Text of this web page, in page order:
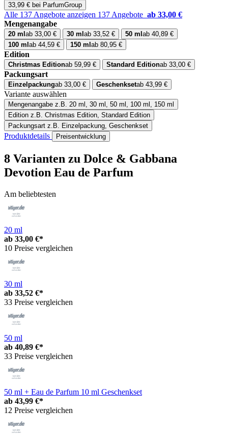
33,99 € bei ParfumGroup
Alle 137 Angebote anzeigen 137 Angebote ab 33,00 €
Mengenangabe
20 ml ab 33,00 € 30 ml ab 33,52 € 50 ml ab 40,89 €
100 ml ab 44,59 € 150 ml ab 80,95 €
Edition
Christmas Editionab 59,99 € Standard Editionab 33,00 €
Packungsart
Einzelpackungab 33,00 € Geschenksetab 43,99 €
Variante auswählen
Mengenangabe z.B. 20 ml, 30 ml, 50 ml, 100 ml, 150 ml
Edition z.B. Christmas Edition, Standard Edition
Packungsart z.B. Einzelpackung, Geschenkset
Produktdetails Preisentwicklung
8 Varianten zu Dolce & Gabbana
Devotion Eau de Parfum
Am beliebtesten
20 ml
ab 33,00 €*
10 Preise vergleichen
30 ml
ab 33,52 €*
33 Preise vergleichen
50 ml
ab 40,89 €*
33 Preise vergleichen
50 ml + Eau de Parfum 10 ml Geschenkset
ab 43,99 €*
12 Preise vergleichen